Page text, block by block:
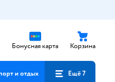
Бонусная карта Корзина
и отдых Ещё 7